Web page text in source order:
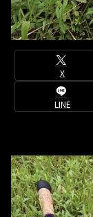
X
LINE